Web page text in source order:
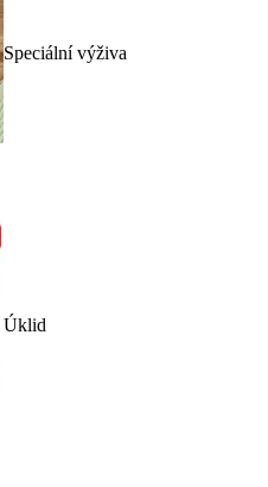
Speciální výživa
Úklid